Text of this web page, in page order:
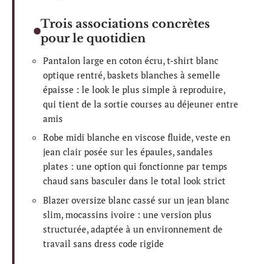
Trois associations concrètes
pour le quotidien
Pantalon large en coton écru, t-shirt blanc
optique rentré, baskets blanches à semelle
épaisse : le look le plus simple à reproduire,
qui tient de la sortie courses au déjeuner entre
amis
Robe midi blanche en viscose fluide, veste en
jean clair posée sur les épaules, sandales
plates : une option qui fonctionne par temps
chaud sans basculer dans le total look strict
Blazer oversize blanc cassé sur un jean blanc
slim, mocassins ivoire : une version plus
structurée, adaptée à un environnement de
travail sans dress code rigide